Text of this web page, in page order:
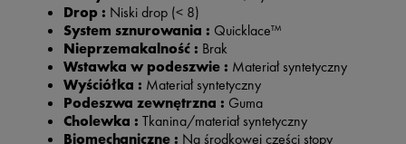
Drop : Niski drop (< 8)
System sznurowania : Quicklace™
Nieprzemakalność : Brak
Wstawka w podeszwie : Materiał syntetyczny
Wyściółka : Materiał syntetyczny
Podeszwa zewnętrzna : Guma
Cholewka : Tkanina/materiał syntetyczny
Biomechaniczne : Na środkowej części stopy